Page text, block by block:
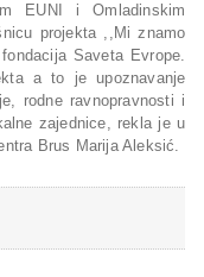
EUNI i Omladinskim
projekta ,,Mi znamo
Saveta Evrope.
a to je upoznavanje
rodne ravnopravnosti i
zajednice, rekla je u
Brus Marija Aleksić.